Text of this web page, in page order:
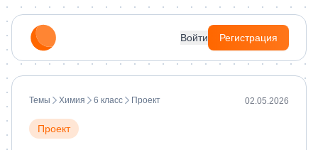
Войти Регистрация
Темы Химия 6 класс Проект 02.05.2026
Проект